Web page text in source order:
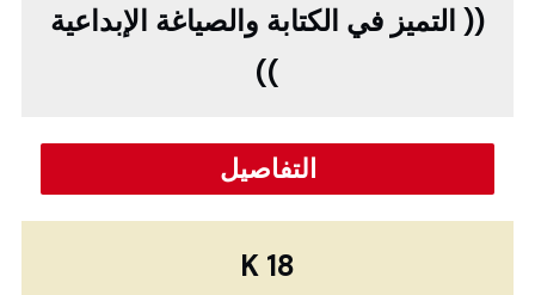
(( التميز في الكتابة والصياغة الإبداعية
))
التفاصيل
K 18